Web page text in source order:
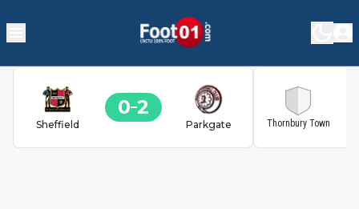
Sheffield
0 2
Parkgate Thornbury Town